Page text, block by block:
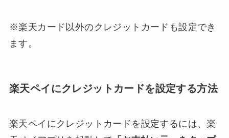
※楽天カード以外のクレジットカードも設定でき
ます。
楽天ペイにクレジットカードを設定する方法
楽天ペイにクレジットカードを設定するには、楽